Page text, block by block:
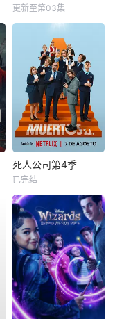
更新至第03集
死人公司第4季
已完结